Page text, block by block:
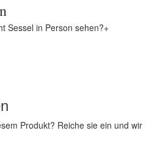
Sessel in Person sehen?+
Produkt? Reiche sie ein und wir